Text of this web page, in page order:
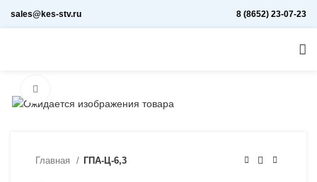
sales@kes-stv.ru 8 (8652) 23-07-23
Главная ГПА-Ц-6,3